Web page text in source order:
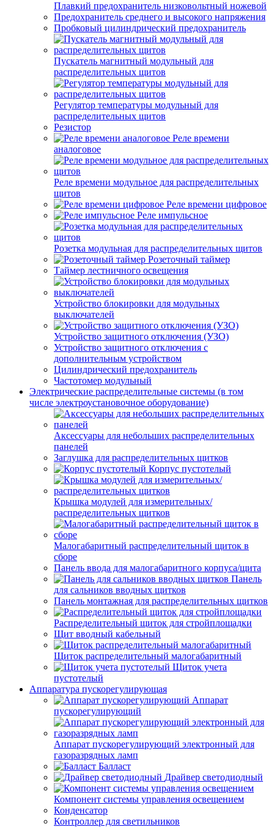
Плавкий предохранитель низковольтный ножевой
Предохранитель среднего и высокого напряжения
Пробковый цилиндрический предохранитель
Пускатель магнитный модульный для
распределительных щитов
Регулятор температуры модульный для
распределительных щитов
Резистор
Реле времени
аналоговое
Реле времени модульное для распределительных
щитов
Реле времени цифровое
Реле импульсное
Розетка модульная для распределительных щитов
Розеточный таймер
Таймер лестничного освещения
Устройство блокировки для модульных
выключателей
Устройство защитного отключения (УЗО)
Устройство защитного отключения с
дополнительным устройством
Цилиндрический предохранитель
Частотомер модульный
Электрические распределительные системы (в том
числе электроустановочное оборудование)
Аксессуары для небольших распределительных
панелей
Заглушка для распределительных щитков
Корпус пустотелый
Крышка модулей для измерительных/
распределительных щитков
Малогабаритный распределительный щиток в
сборе
Панель ввода для малогабаритного корпуса/щита
Панель
для сальников вводных щитков
Панель монтажная для распределительных щитков
Распределительный щиток для стройплощадки
Щит вводный кабельный
Щиток распределительный малогабаритный
Щиток учета
пустотелый
Аппаратура пускорегулирующая
Аппарат
пускорегулирующий
Аппарат пускорегулирующий электронный для
газоразрядных ламп
Балласт
Драйвер светодиодный
Компонент системы управления освещением
Конденсатор
Контроллер для светильников